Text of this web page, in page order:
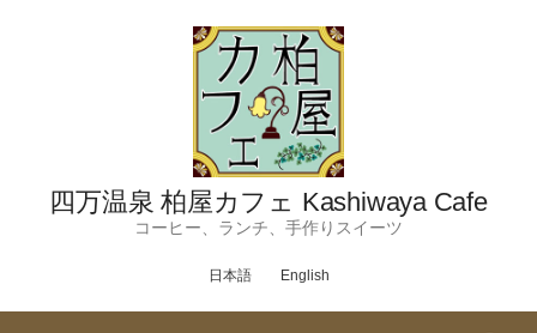
四万温泉 柏屋カフェ Kashiwaya Cafe
コーヒー、ランチ、手作りスイーツ
日本語 English